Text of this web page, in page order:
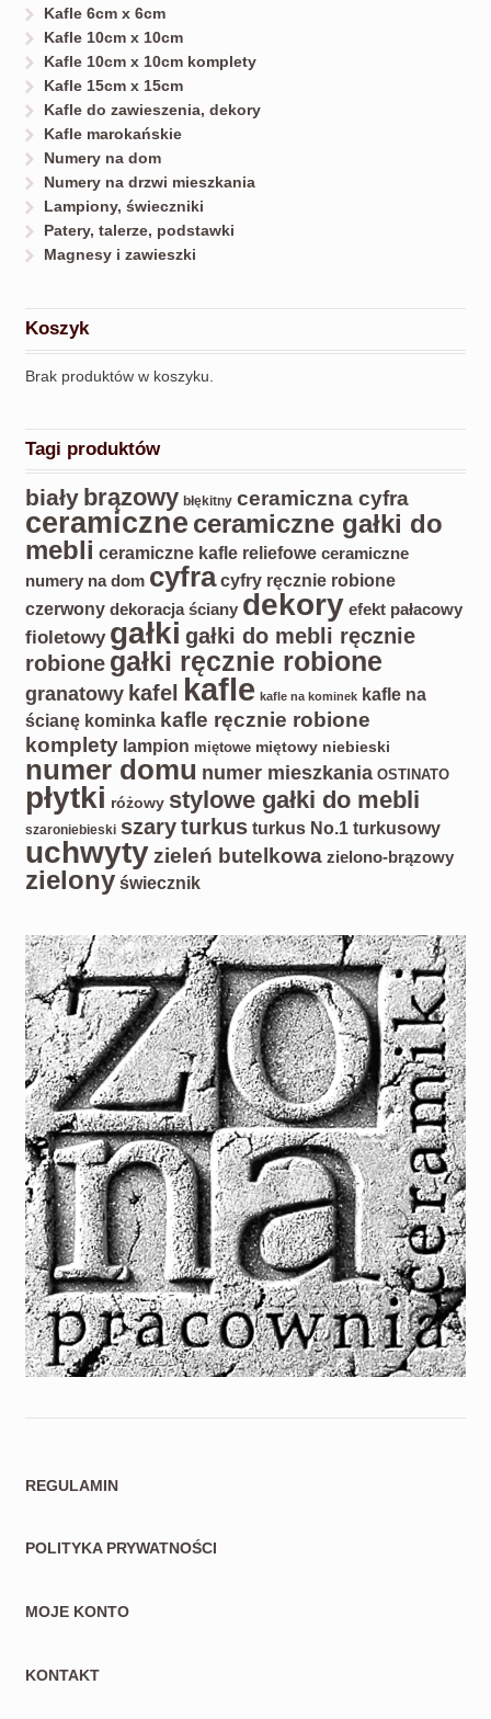
Kafle 6cm x 6cm
Kafle 10cm x 10cm
Kafle 10cm x 10cm komplety
Kafle 15cm x 15cm
Kafle do zawieszenia, dekory
Kafle marokańskie
Numery na dom
Numery na drzwi mieszkania
Lampiony, świeczniki
Patery, talerze, podstawki
Magnesy i zawieszki
Koszyk
Brak produktów w koszyku.
Tagi produktów
biały brązowy błękitny ceramiczna cyfra
ceramiczne ceramiczne gałki do
mebli ceramiczne kafle reliefowe ceramiczne
numery na dom cyfra cyfry ręcznie robione
czerwony dekoracja ściany dekory efekt pałacowy
fioletowy gałki gałki do mebli ręcznie
robione gałki ręcznie robione
granatowy kafel kafle kafle na kominek
kafle na
ścianę kominka kafle ręcznie robione
komplety lampion miętowe miętowy niebieski
numer domu numer mieszkania OSTINATO
płytki różowy stylowe gałki do mebli
szaroniebieski szaryturkus turkus No.1 turkusowy
uchwyty zieleń butelkowa zielono-brązowy
zielony świecznik
REGULAMIN
POLITYKA PRYWATNOŚCI
MOJE KONTO
KONTAKT